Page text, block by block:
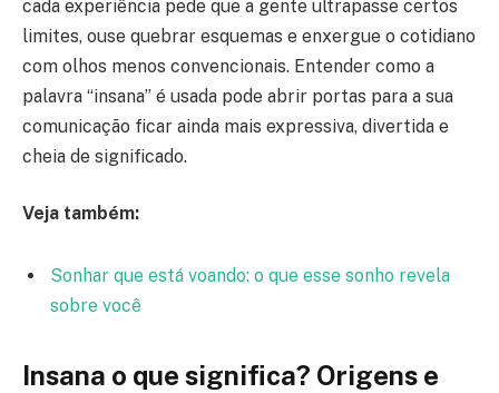
cada experiência pede que a gente ultrapasse certos
limites, ouse quebrar esquemas e enxergue o cotidiano
com olhos menos convencionais. Entender como a
palavra “insana” é usada pode abrir portas para a sua
comunicação ficar ainda mais expressiva, divertida e
cheia de significado.
Veja também:
Sonhar que está voando: o que esse sonho revela
sobre você
Insana o que significa? Origens e